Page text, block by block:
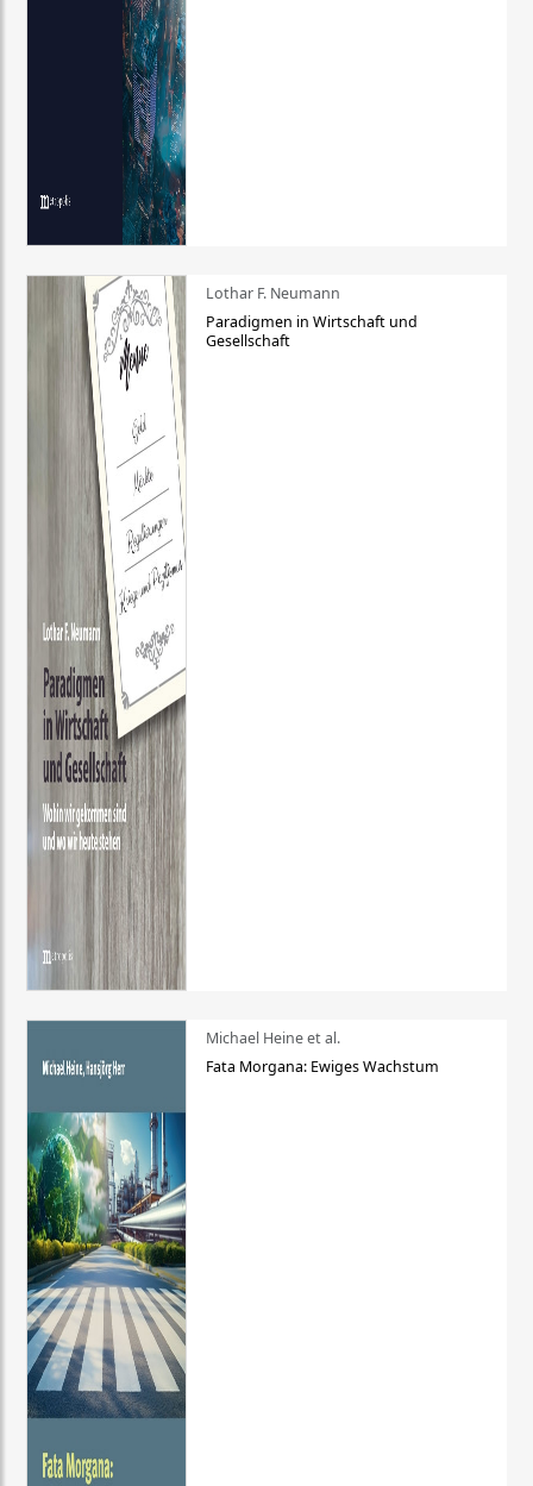
Lothar F. Neumann
Paradigmen in Wirtschaft und
Gesellschaft
Michael Heine et al.
Fata Morgana: Ewiges Wachstum